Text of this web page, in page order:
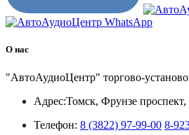
О нас
"АвтоАудиоЦентр" торгово-
Адрес:Томск, Фрунзе проспект,
Телефон: 8 (3822) 97-99-00 8-